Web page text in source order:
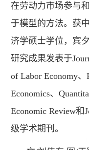
在劳动力市场参与
于模型的方法。获
济学硕士学位，宾
研究成果发表于
of Labor Economy
Economics、
Economic Review和
级学术期刊。